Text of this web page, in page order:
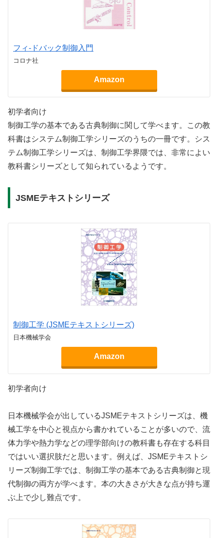
フィ-ドバック制御入門
コロナ社
Amazon
初学者向け
制御工学の基本である古典制御に関して学べます。この教
科書はシステム制御工学シリーズのうちの一冊です。シス
テム制御工学シリーズは、制御工学界隈では、非常によい
教科書シリーズとして知られているようです。
JSMEテキストシリーズ
制御工学 (JSMEテキストシリーズ)
日本機械学会
Amazon
初学者向け
日本機械学会が出しているJSMEテキストシリーズは、機
械工学を中心と視点から書かれていることが多いので、流
体力学や熱力学などの理学部向けの教科書も存在する科目
ではいい選択肢だと思います。例えば、JSMEテキストシ
リーズ制御工学では、制御工学の基本である古典制御と現
代制御の両方が学べます。本の大きさが大きな点が持ち運
ぶ上で少し難点です。